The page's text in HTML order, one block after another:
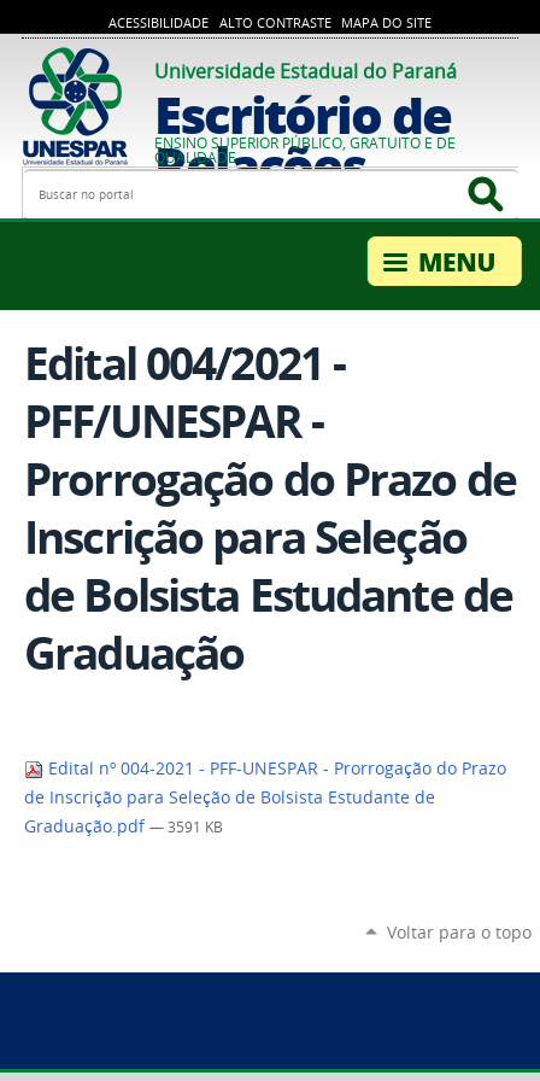
ACESSIBILIDADE ALTO CONTRASTE MAPA DO SITE
Universidade Estadual do Paraná
Escritório de
Relações
Internacionais
ENSINO SUPERIOR PÚBLICO, GRATUITO E DE
QUALIDADE
Busca
Edital 004/2021 -
PFF/UNESPAR -
Prorrogação do Prazo de
Inscrição para Seleção
de Bolsista Estudante de
Graduação
Edital nº 004-2021 - PFF-UNESPAR - Prorrogação do Prazo
de Inscrição para Seleção de Bolsista Estudante de
Graduação.pdf — 3591 KB
Voltar para o topo